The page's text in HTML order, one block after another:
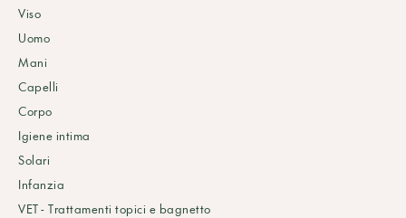
Viso
Uomo
Mani
Capelli
Corpo
Igiene intima
Solari
Infanzia
VET - Trattamenti topici e bagnetto